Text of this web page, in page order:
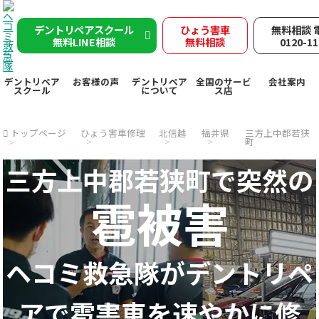
デントリペアスクール
無料LINE相談
ひょう害車
無料相談
無料相談
0120-
デントリペア
スクール
お客様の声 デントリペア
について
全国のサービ
ス店
会社案内
トップページ ひょう害車修理 北信越 福井県 三方上中郡若狭
町
三方上中郡若狭町で突然の
雹被害
ヘコミ救急隊がデントリペ